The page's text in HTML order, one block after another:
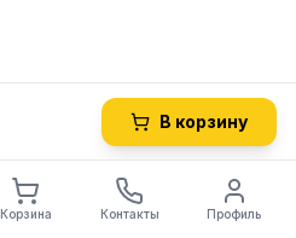
В корзину
Корзина Контакты Профиль